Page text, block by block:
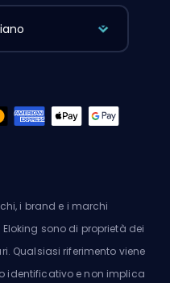
i brand e i marchi
sono di proprietà dei
Qualsiasi riferimento viene
identificativo e non implica